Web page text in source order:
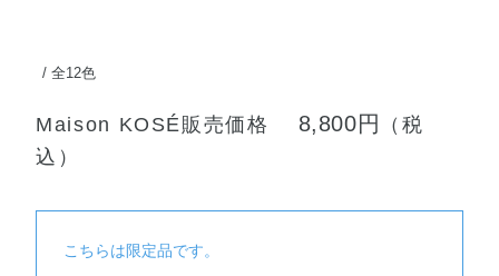
全12色
Maison KOSÉ販売価格 8,800円
（税
込）
こちらは限定品です。